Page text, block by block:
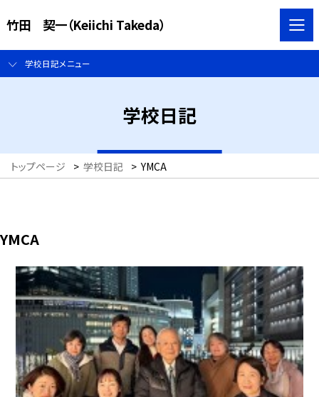
竹田 契一（Keiichi Takeda）
学校日記メニュー
学校日記
トップページ > 学校日記 > YMCA
YMCA